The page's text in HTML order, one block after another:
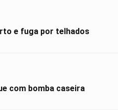
e fuga por telhados
com bomba caseira